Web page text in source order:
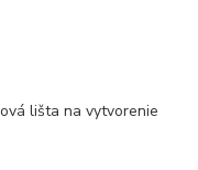
lišta na vytvorenie